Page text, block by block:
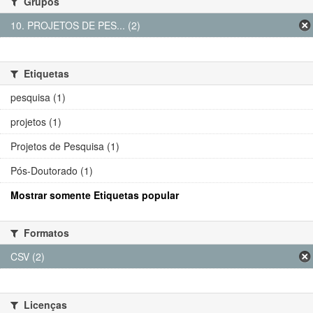
10. PROJETOS DE PES... (2)
Etiquetas
pesquisa (1)
projetos (1)
Projetos de Pesquisa (1)
Pós-Doutorado (1)
Mostrar somente Etiquetas popular
Formatos
CSV (2)
Licenças